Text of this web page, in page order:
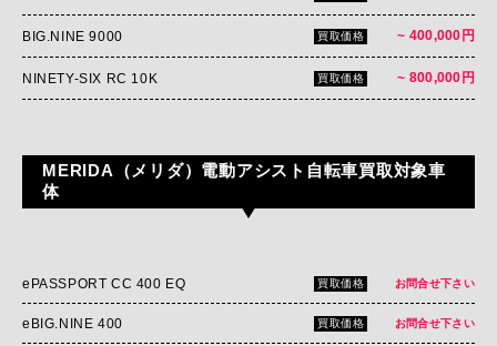
BIG.NINE 9000 買取価格 ~ 400,000円
NINETY-SIX RC 10K 買取価格 ~ 800,000円
MERIDA（メリダ）電動アシスト自転車買取対象車
体
ePASSPORT CC 400 EQ 買取価格 お問合せ下さい
eBIG.NINE 400 買取価格 お問合せ下さい